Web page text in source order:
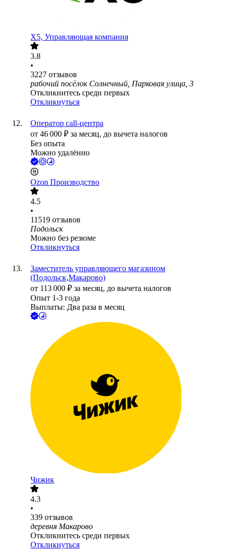
X5, Управляющая компания
3.8
•
3227 отзывов
рабочий посёлок Солнечный, Парковая улица, 3
Откликнитесь среди первых
Откликнуться
Оператор call-центра
от 46 000 ₽ за месяц, до вычета налогов
Без опыта
Можно удалённо
Ozon Производство
4.5
•
11519 отзывов
Подольск
Можно без резюме
Откликнуться
Заместитель управляющего магазином
(Подольск,Макарово)
от 113 000 ₽ за месяц, до вычета налогов
Опыт 1-3 года
Выплаты: Два раза в месяц
Чижик
4.3
•
339 отзывов
деревня Макарово
Откликнитесь среди первых
Откликнуться